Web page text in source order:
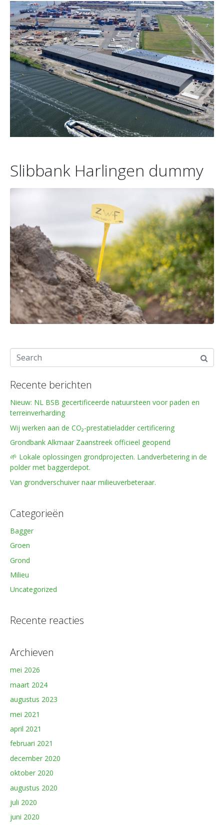
Slibbank Harlingen dummy
Recente berichten
Nieuw: NL BSB gecertificeerde natuursteen voor paden en
terreinverharding
Wij werken aan de CO₂-prestatieladder certificering
Grondbank Alkmaar Zaanstreek officieel geopend
🌱 Lokale oplossingen grondprojecten. Landverbetering in de
polder met baggerdepot.
Van grondverschuiver naar milieuverbeteraar.
Categorieën
Bagger
Groen
Grond
Milieu
Uncategorized
Recente reacties
Archieven
mei 2026
maart 2024
augustus 2023
mei 2021
april 2021
februari 2021
december 2020
oktober 2020
augustus 2020
juli 2020
juni 2020